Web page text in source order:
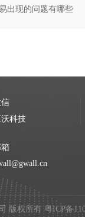
出现的问题有哪些
沃科技
版权所有粤ICP备